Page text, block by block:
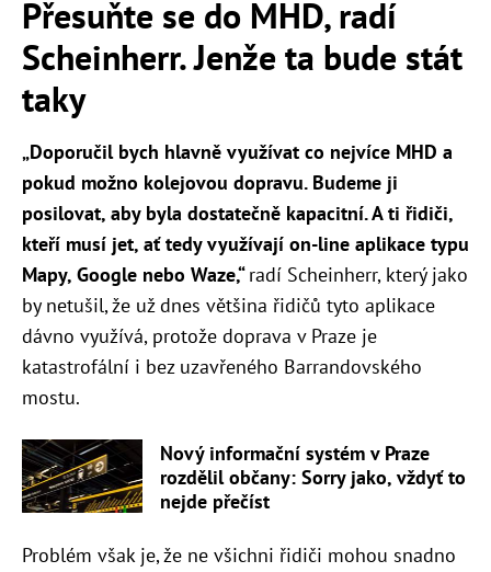
Přesuňte se do MHD, radí
Scheinherr. Jenže ta bude stát
taky
„Doporučil bych hlavně využívat co nejvíce MHD a
pokud možno kolejovou dopravu. Budeme ji
posilovat, aby byla dostatečně kapacitní. A ti řidiči,
kteří musí jet, ať tedy využívají on-line aplikace typu
Mapy, Google nebo Waze,“radí Scheinherr, který jako
by netušil, že už dnes většina řidičů tyto aplikace
dávno využívá, protože doprava v Praze je
katastrofální i bez uzavřeného Barrandovského
mostu.
Nový informační systém v Praze
rozdělil občany: Sorry jako, vždyť to
nejde přečíst
Problém však je, že ne všichni řidiči mohou snadno